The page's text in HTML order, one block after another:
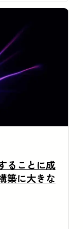
ることに成
築に大きな